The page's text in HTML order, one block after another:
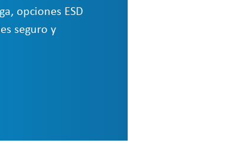
opciones ESD
seguro y